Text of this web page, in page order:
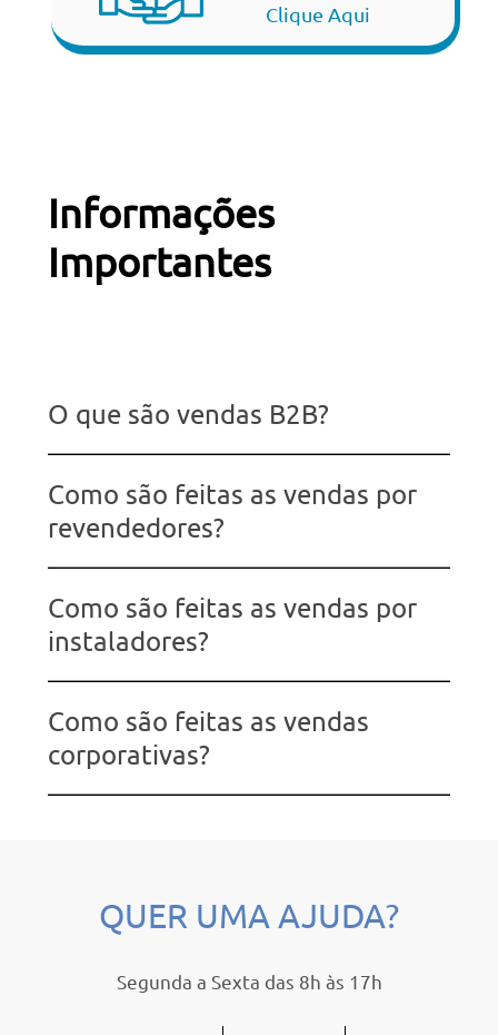
Clique Aqui
Informações
Importantes
O que são vendas B2B?
Como são feitas as vendas por
revendedores?
Como são feitas as vendas por
instaladores?
Como são feitas as vendas
corporativas?
QUER UMA AJUDA?
Segunda a Sexta das 8h às 17h